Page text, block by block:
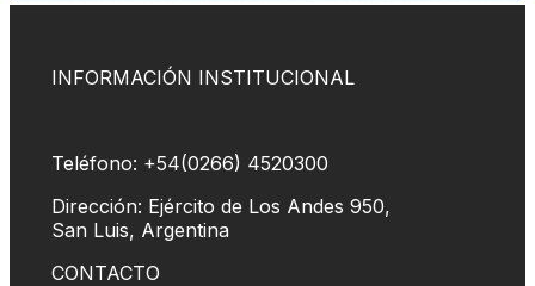
INFORMACIÓN INSTITUCIONAL
Teléfono: +54(0266) 4520300
Dirección: Ejército de Los Andes 950,
San Luis, Argentina
CONTACTO